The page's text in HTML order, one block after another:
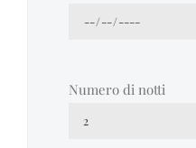
Numero di notti